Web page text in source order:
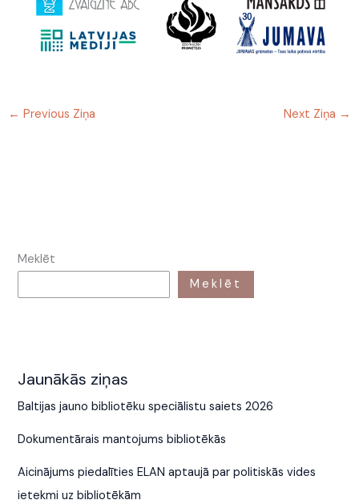
← Previous Ziņa Next Ziņa →
Meklēt
Meklēt
Jaunākās ziņas
Baltijas jauno bibliotēku speciālistu saiets 2026
Dokumentārais mantojums bibliotēkās
Aicinājums piedalīties ELAN aptaujā par politiskās vides
ietekmi uz bibliotēkām